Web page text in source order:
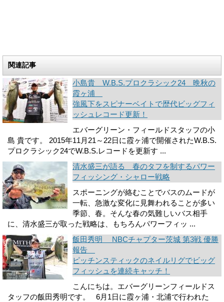
関連記事
小島貴 W.B.S.プロクラシック24 晩秋の
霞ヶ浦
強風下をスピナーベイトで歴代ビッグフィ
ッシュレコード更新！
エバーグリーン・フィールドスタッフの小
島 貴です。 2015年11月21～22日に霞ヶ浦で開催されたW.B.S.
プロクラシック24でW.B.S.レコードを更新す ...
清水盛三が語る 春のタフを制するパワー
フィッシング・シャロー戦略
スポーニングが絡むことでバスのムードが
一転、急激な変化に見舞われることが多い
季節、春。そんな春の気難しいバス相手
に、清水盛三が取った戦略は、もちろんパワーフィッ ...
飯田秀明 NBCチャプター茨城 第3戦 優勝
報告
ピッチンスティックのネイルリグでビッグ
フィッシュを連続キャッチ！
こんにちは。エバーグリーンフィールドス
タッフの飯田秀明です。 6月1日に霞ヶ浦・北浦で行われた